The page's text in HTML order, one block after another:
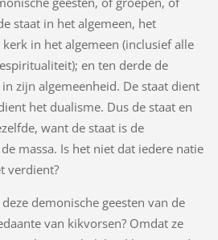
staat in het algemeen, het
in het algemeen (inclusief alle
en ten derde de
zijn algemeenheid. De staat dient
het dualisme. Dus de staat en
want de staat is de
massa. Is het niet dat iedere natie
verdient?
demonische geesten van de
van kikvorsen? Omdat ze